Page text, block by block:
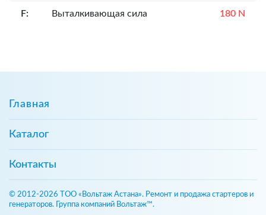
F: Выталкивающая сила 180 N
Главная
Каталог
Контакты
© 2012-2026 ТОО «Вольтаж Астана». Ремонт и продажа стартеров и
генераторов. Группа компаний Вольтаж™.